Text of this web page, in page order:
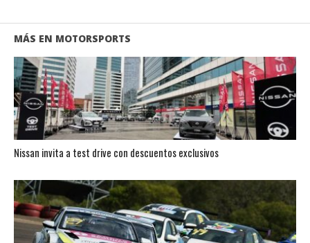
MÁS EN MOTORSPORTS
Nissan invita a test drive con descuentos exclusivos